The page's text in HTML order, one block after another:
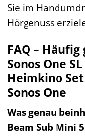
Sie im
Hörgenuss
FAQ –
Sonos One
Heimkino
Sonos One
Was genau
Beam Sub Mini